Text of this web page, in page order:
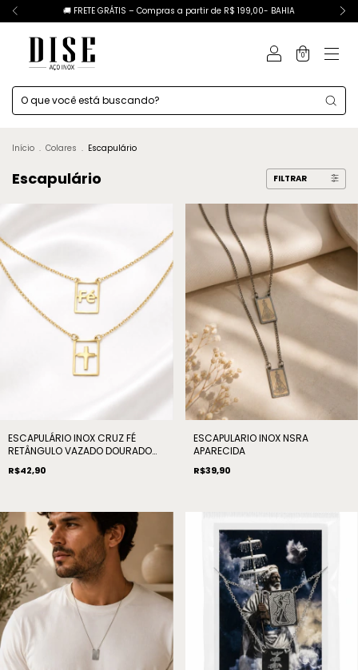
🚚 FRETE GRÁTIS – Compras a partir de R$ 199,00- BAHIA
0
Início . Colares . Escapulário
Escapulário FILTRAR
ESCAPULÁRIO INOX CRUZ FÉ
RETÂNGULO VAZADO DOURADO
R$42,90
ESCAPULARIO INOX NSRA
APARECIDA
R$39,90